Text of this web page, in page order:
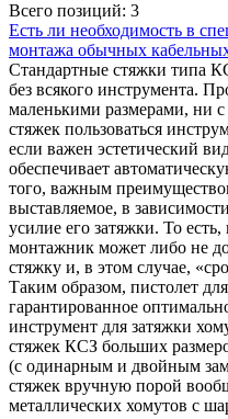
Всего позиций: 3
Есть ли необходимость в
монтажа обычных
Стандартные стяжки типа
без всякого инструмента.
маленькими размерами, ни
стяжек пользоваться
если важен эстетический
обеспечивает
того, важным
выставляемое, в
усилие его затяжки. То
монтажник может либо не
стяжку и, в этом случае,
Таким образом, пистолет
гарантированное
инструмент для затяжки
стяжек КСЗ больших
(с одинарным и двойным
стяжек вручную порой
металлических хомутов с